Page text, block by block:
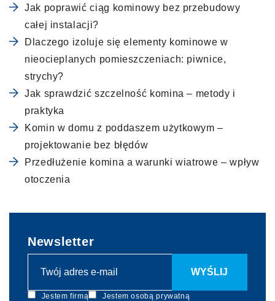
Jak poprawić ciąg kominowy bez przebudowy
całej instalacji?
Dlaczego izoluje się elementy kominowe w
nieocieplanych pomieszczeniach: piwnice,
strychy?
Jak sprawdzić szczelność komina – metody i
praktyka
Komin w domu z poddaszem użytkowym –
projektowanie bez błędów
Przedłużenie komina a warunki wiatrowe – wpływ
otoczenia
Newsletter
Jestem firmą
Jestem osobą prywatną